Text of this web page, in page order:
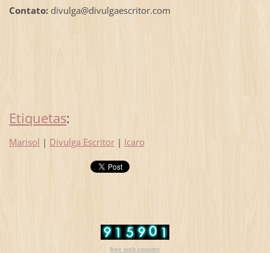
Contato:divulga@divulgaescritor.com
Etiquetas:
Marisol | Divulga Escritor | Icaro
free web counter